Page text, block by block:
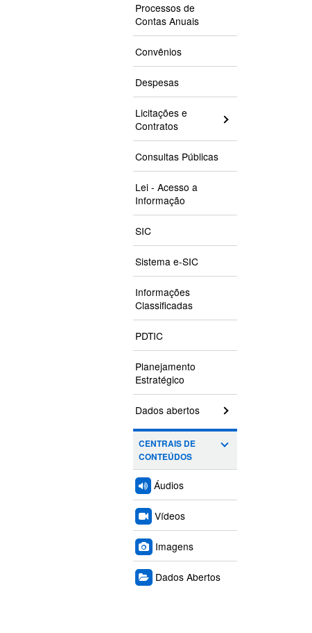
Processos de
Contas Anuais
Convênios
Despesas
Licitações e
Contratos
Consultas Públicas
Lei - Acesso a
Informação
SIC
Sistema e-SIC
Informações
Classificadas
PDTIC
Planejamento
Estratégico
Dados abertos
CENTRAIS DE
CONTEÚDOS
Áudios
Vídeos
Imagens
Dados Abertos